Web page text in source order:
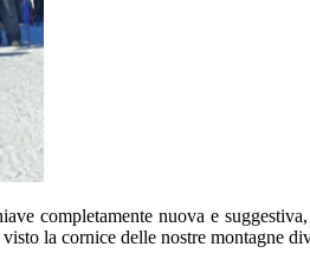
completamente nuova e
la cornice delle nostre montagne